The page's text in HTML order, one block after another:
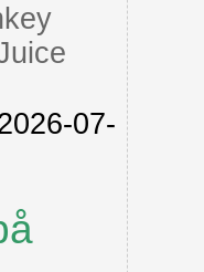
07-